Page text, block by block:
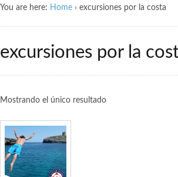
You are here: Home › excursiones por la costa
excursiones por la
Mostrando el único resultado